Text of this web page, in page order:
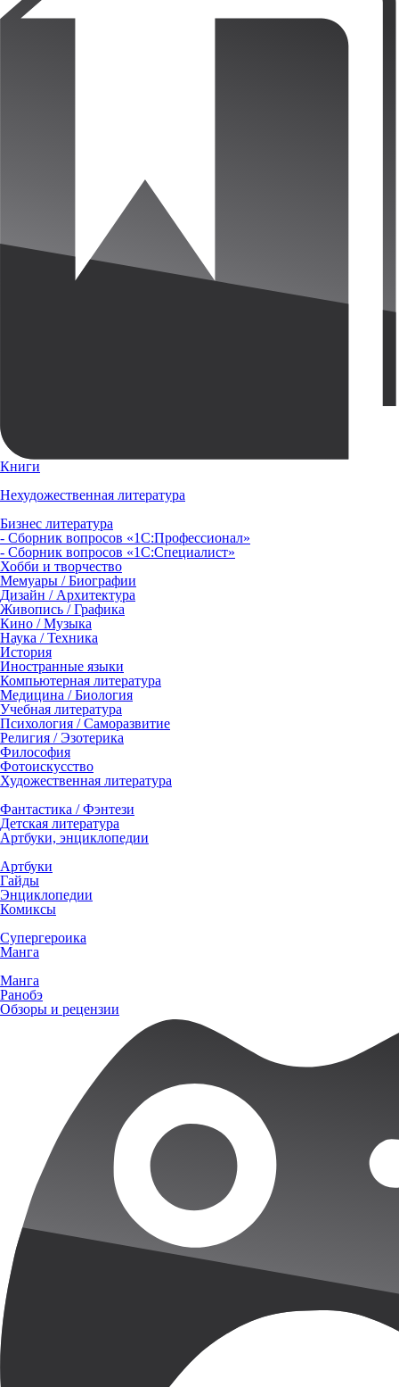
Книги
Нехудожественная литература
Бизнес литература
- Сборник вопросов «1С:Профессионал»
- Сборник вопросов «1С:Специалист»
Хобби и творчество
Мемуары / Биографии
Дизайн / Архитектура
Живопись / Графика
Кино / Музыка
Наука / Техника
История
Иностранные языки
Компьютерная литература
Медицина / Биология
Учебная литература
Психология / Саморазвитие
Религия / Эзотерика
Философия
Фотоискусство
Художественная литература
Фантастика / Фэнтези
Детская литература
Артбуки, энциклопедии
Артбуки
Гайды
Энциклопедии
Комиксы
Супергероика
Манга
Манга
Ранобэ
Обзоры и рецензии